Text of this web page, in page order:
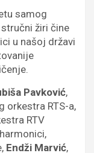
samog
žiri čine
u našoj državi
Pavković,
orkestra RTS-a,
RTV
Endži Marvić,